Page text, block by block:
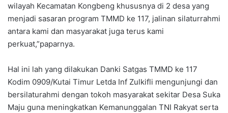
wilayah Kecamatan Kongbeng khususnya di 2 desa yang
menjadi sasaran program TMMD ke 117, jalinan silaturrahmi
antara kami dan masyarakat juga terus kami
perkuat,”paparnya.
Hal ini lah yang dilakukan Danki Satgas TMMD ke 117
Kodim 0909/Kutai Timur Letda Inf Zulkifli mengunjungi dan
bersilaturahmi dengan tokoh masyarakat sekitar Desa Suka
Maju guna meningkatkan Kemanunggalan TNI Rakyat serta